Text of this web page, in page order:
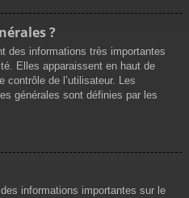
?
des informations très importantes
Elles apparaissent en haut de
contrôle de l’utilisateur. Les
générales sont définies par les
informations importantes sur le